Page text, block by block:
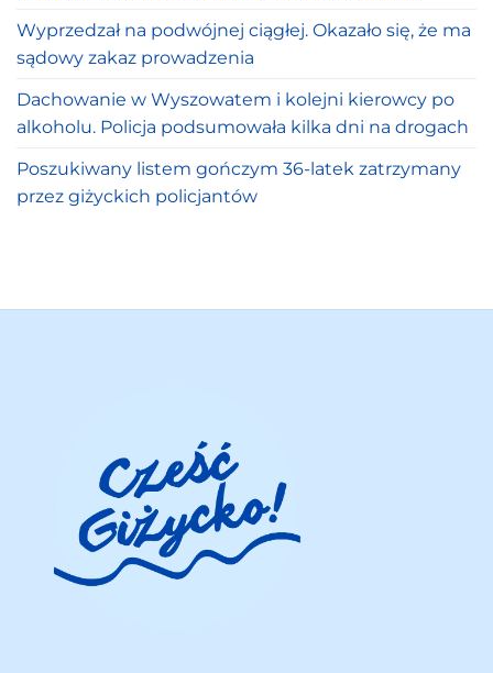
Wyprzedzał na podwójnej ciągłej. Okazało się, że ma
sądowy zakaz prowadzenia
Dachowanie w Wyszowatem i kolejni kierowcy po
alkoholu. Policja podsumowała kilka dni na drogach
Poszukiwany listem gończym 36-latek zatrzymany
przez giżyckich policjantów